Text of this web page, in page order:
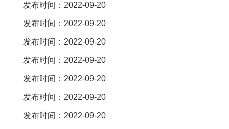
是usb插座，方便人们对于这些电子产品的充电，那么，什么是usb
插座呢？usb。1a是标准充电电流，2。4a属快速充电。使用时要根
据设备的输入功率选择相应接口。一般小屏幕手机用1a口。每根不
同颜色的线对应的是一个触点。安卓手机的充电接口五条线的作
用：1、红线代表电源正5 v 2、白线代表数据线负 3、绿色线代表数
5、黑色代表信号地线。你好朋友，usb插座，它可以插数据线，比
如不用插头可以直接给手机充电，或者连接其他的电子设备，谢
发布时间：2022-09-20
发布时间：2022-09-20
发布时间：2022-09-20
发布时间：2022-09-20
发布时间：2022-09-20
发布时间：2022-09-20
发布时间：2022-09-20